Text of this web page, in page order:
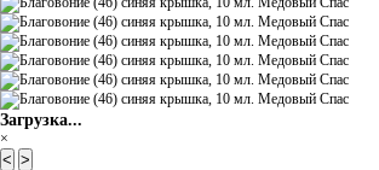
Загрузка...
×
< >